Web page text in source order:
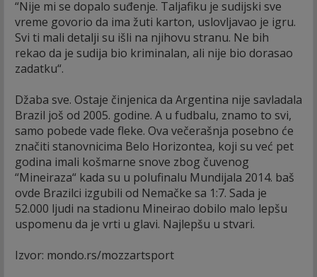
“Nije mi se dopalo suđenje. Taljafiku je sudijski sve
vreme govorio da ima žuti karton, uslovljavao je igru.
Svi ti mali detalji su išli na njihovu stranu. Ne bih
rekao da je sudija bio kriminalan, ali nije bio dorasao
zadatku“.
Džaba sve. Ostaje činjenica da Argentina nije savladala
Brazil još od 2005. godine. A u fudbalu, znamo to svi,
samo pobede vade fleke. Ova večerašnja posebno će
značiti stanovnicima Belo Horizontea, koji su već pet
godina imali košmarne snove zbog čuvenog
“Mineiraza“ kada su u polufinalu Mundijala 2014. baš
ovde Brazilci izgubili od Nemačke sa 1:7. Sada je
52.000 ljudi na stadionu Mineirao dobilo malo lepšu
uspomenu da je vrti u glavi. Najlepšu u stvari.
Izvor: mondo.rs/mozzartsport